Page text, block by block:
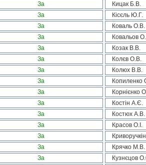
За Кицак Б.В.
За Кісєль Ю.Г.
За Коваль О.В.
За Ковальов
За Козак В.В.
За Колєв О.В.
За Колюх В.В.
За Копиленко
За Корнієнко
За Костін А.Є.
За Костюх А.В.
За Красов О.І.
За
За Крячко М.В.
За Кузнєцов